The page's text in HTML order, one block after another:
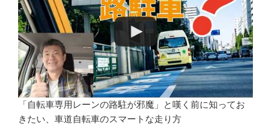
「自転車専用レーンの路駐が邪魔」と嘆く前に知ってお
きたい、車道自転車のスマートな走り方